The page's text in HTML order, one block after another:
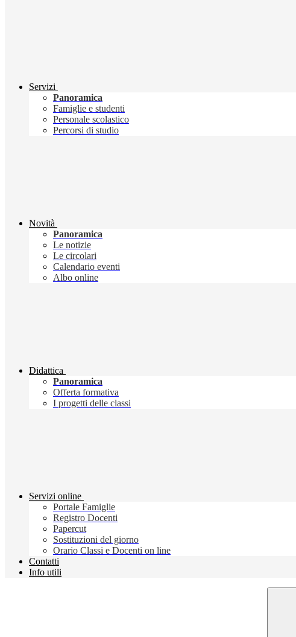
Servizi
Panoramica
Famiglie e studenti
Personale scolastico
Percorsi di studio
Novità
Panoramica
Le notizie
Le circolari
Calendario eventi
Albo online
Didattica
Panoramica
Offerta formativa
I progetti delle classi
Servizi online
Portale Famiglie
Registro Docenti
Papercut
Sostituzioni del giorno
Orario Classi e Docenti on line
Contatti
Info utili